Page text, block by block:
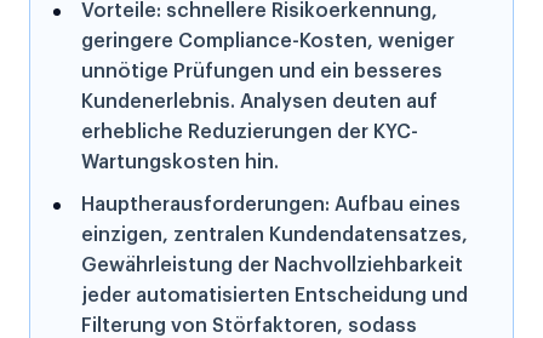
Vorteile: schnellere Risikoerkennung,
geringere Compliance-Kosten, weniger
unnötige Prüfungen und ein besseres
Kundenerlebnis. Analysen deuten auf
erhebliche Reduzierungen der KYC-
Wartungskosten hin.
Hauptherausforderungen: Aufbau eines
einzigen, zentralen Kundendatensatzes,
Gewährleistung der Nachvollziehbarkeit
jeder automatisierten Entscheidung und
Filterung von Störfaktoren, sodass